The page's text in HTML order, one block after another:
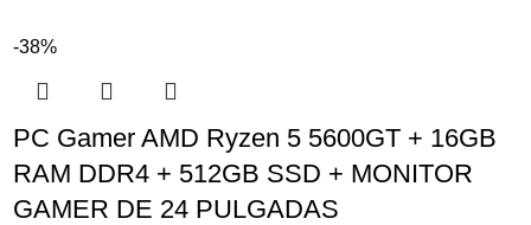
-38%
PC Gamer AMD Ryzen 5 5600GT + 16GB
RAM DDR4 + 512GB SSD + MONITOR
GAMER DE 24 PULGADAS